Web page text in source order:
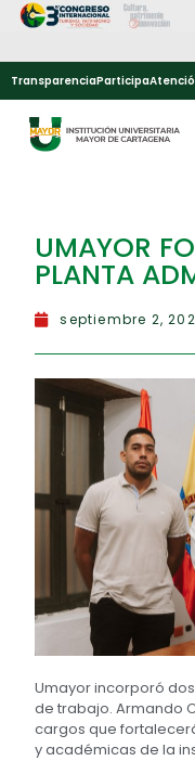
TransparenciaParticipa
UMAYOR
PLANTA
septiembre 2,
Umayor incorporó
de trabajo. Armando
cargos que
y académicas de la